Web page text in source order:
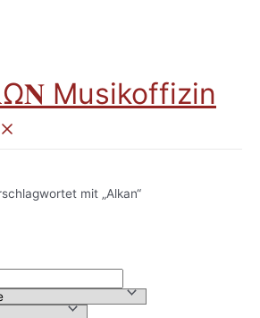
Musikoffizin
mit „Alkan“